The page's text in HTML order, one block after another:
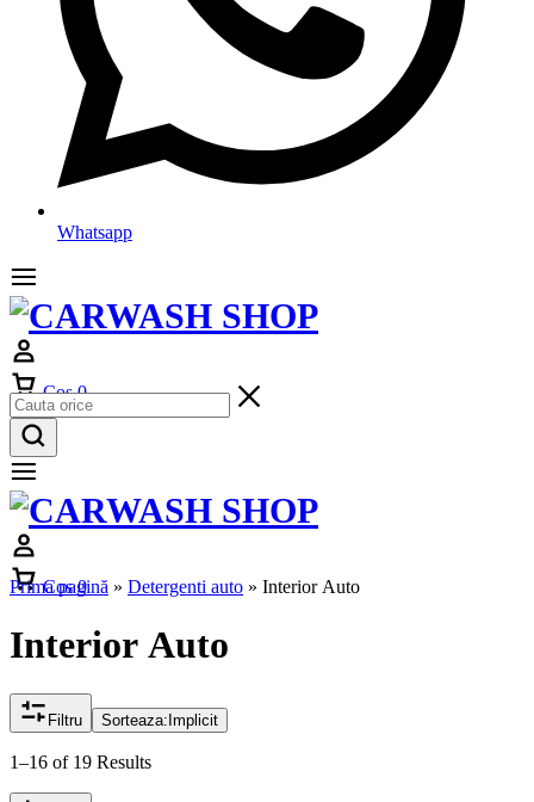
Whatsapp
Cos 0
Cos 0
Prima pagină » Detergenti auto » Interior Auto
Interior Auto
Filtru Sorteaza: Implicit
1–16 of 19 Results